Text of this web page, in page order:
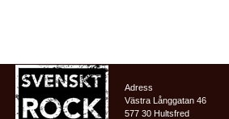
Adress
Västra Långgatan 46
577 30 Hultsfred